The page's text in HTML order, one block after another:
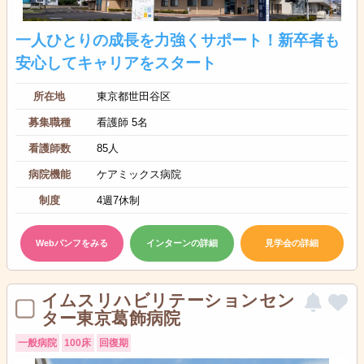
一人ひとりの成長を力強くサポート！新卒者も
安心してキャリアをスタート
所在地 東京都世田谷区
募集職種 看護師 5名
看護師数 85人
病院機能 ケアミックス病院
制度 4週7休制
Webパンフをみる インターンの詳細 見学会の詳細
イムスリハビリテーションセン
ター東京葛飾病院
一般病院 100床 回復期